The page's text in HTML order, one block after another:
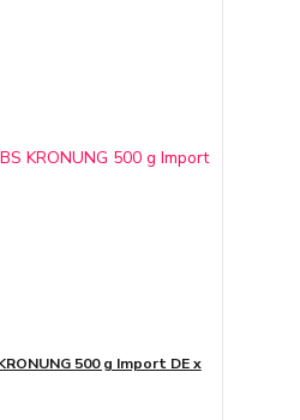
500 g Import DE x